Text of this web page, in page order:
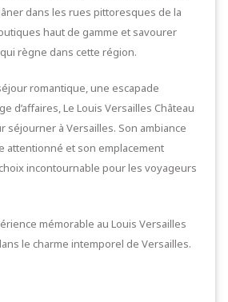
dans les rues pittoresques de la
haut de gamme et savourer
règne dans cette région.
romantique, une escapade
d’affaires, Le Louis Versailles Château
séjourner à Versailles. Son ambiance
attentionné et son emplacement
incontournable pour les voyageurs
mémorable au Louis Versailles
le charme intemporel de Versailles.